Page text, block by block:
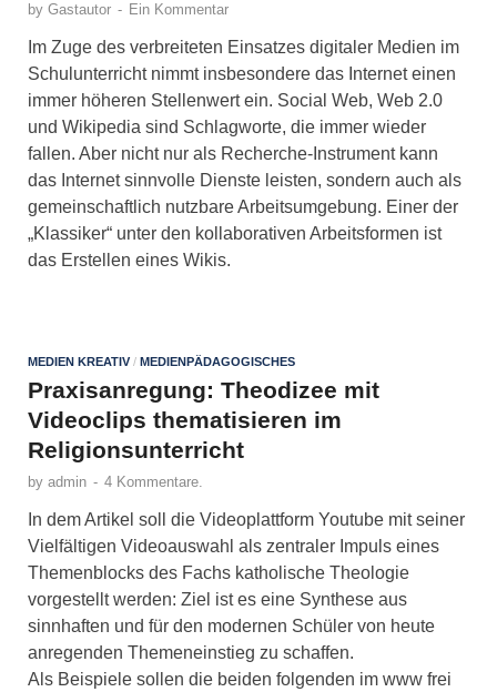
by Gastautor - Ein Kommentar
Im Zuge des verbreiteten Einsatzes digitaler Medien im
Schulunterricht nimmt insbesondere das Internet einen
immer höheren Stellenwert ein. Social Web, Web 2.0
und Wikipedia sind Schlagworte, die immer wieder
fallen. Aber nicht nur als Recherche-Instrument kann
das Internet sinnvolle Dienste leisten, sondern auch als
gemeinschaftlich nutzbare Arbeitsumgebung. Einer der
„Klassiker“ unter den kollaborativen Arbeitsformen ist
das Erstellen eines Wikis.
MEDIEN KREATIV / MEDIENPÄDAGOGISCHES
Praxisanregung: Theodizee mit
Videoclips thematisieren im
Religionsunterricht
by admin - 4 Kommentare.
In dem Artikel soll die Videoplattform Youtube mit seiner
Vielfältigen Videoauswahl als zentraler Impuls eines
Themenblocks des Fachs katholische Theologie
vorgestellt werden: Ziel ist es eine Synthese aus
sinnhaften und für den modernen Schüler von heute
anregenden Themeneinstieg zu schaffen.
Als Beispiele sollen die beiden folgenden im www frei